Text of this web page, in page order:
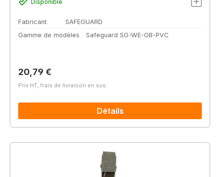
Disponible
Fabricant
SAFEGUARD
Gamme de modèles
Safeguard SG-WE-GB-PVC
Prix régulier :
20,79 €
Prix HT, frais de livraison en sus
Détails